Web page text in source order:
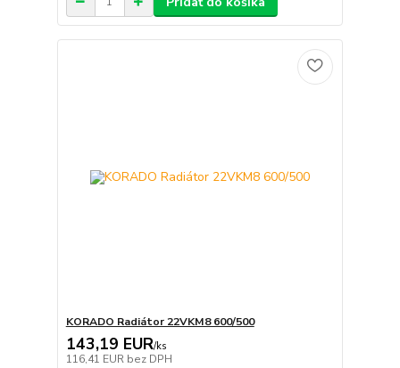
KORADO Radiátor 22VKM8 600/500
143,19 EUR/ks
116,41 EUR bez DPH